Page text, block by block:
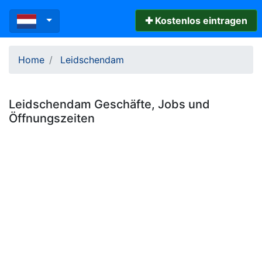
✚ Kostenlos eintragen
Home Leidschendam
Leidschendam Geschäfte, Jobs und
Öffnungszeiten